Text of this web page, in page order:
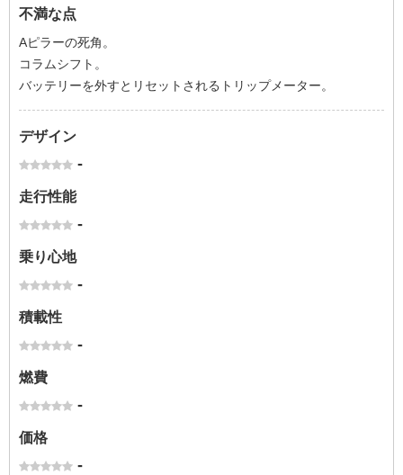
不満な点
Aピラーの死角。
コラムシフト。
バッテリーを外すとリセットされるトリップメーター。
デザイン
-
走行性能
-
乗り心地
-
積載性
-
燃費
-
価格
-